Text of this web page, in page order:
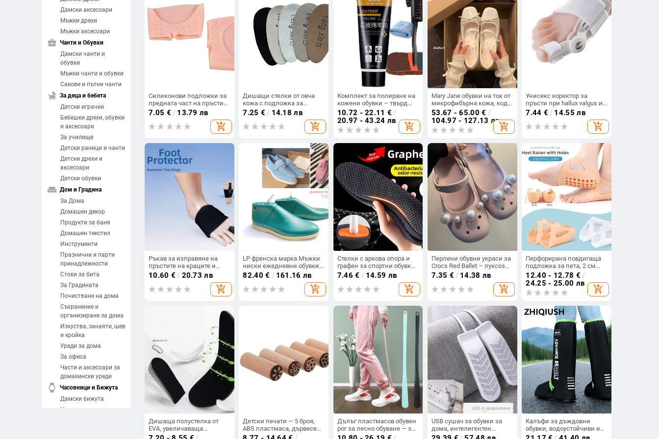
Дамски аксесоари
Мъжки дрехи
Мъжки аксесоари
business_center Чанти и Обувки
Дамски чанти и
обувки
Мъжки чанти и обувки
Сакове и пътни чанти
child_friendly За деца и бебета
Детски играчки
Бебешки дрехи, обувки
и аксесоари
За училище
Детски раници и чанти
Детски дрехи и
аксесоари
Детски обувки
weekend Дом и Градина
За Дома
Домашен декор
Продукти за баня
Домашен текстил
Инструменти
Празнични и парти
принадлежности
Стоки за бита
За Градината
Почистване на дома
Съхранение и
организиране за дома
Изкуства, занаяти, шев
и кройка
Уреди за дома
За офиса
Части и аксесоари за
домакински уреди
watch
Часовници и Бижута
Дамски бижута
Часовници
Силиконови подложки за
предната част на пръстите
за балетни pointe обувки,
защита срещу триене и
омекотяване на стъпалото
7.05 € / 13.79 лв
add_shopping_cart
Дишащи стелки от овча
кожа с подложка за
петата, антихлъзгащи,
половин размер подложка
и кожен етикет,
персонализируем размер
7.25 € / 14.18 лв
add_shopping_cart
Комплект за полиране на
кожени обувки – твърд
полир, поддържащо
масло и набор от четки за
почистване
10.72 - 22.11 € /
20.97 - 43.24 лв
add_shopping_cart
Mary Jane обувки на ток от
микрофибърна кожа, код
1010243848, стил Sweet
Academic
53.67 - 65.00 € /
104.97 - 127.13 лв
add_shopping_cart
Унисекс коректор за
пръсти при hallux valgus и
отклонение на малкия
пръст, модел Y236,
единична тънка секция
7.44 € / 14.55 лв
add_shopping_cart
Ръкав за изправяне на
пръстите на краците и
лента за изправяне
10.60 € / 20.73 лв
add_shopping_cart
LP френска марка Мъжки
ниски ежедневни обувки
– лофери с кръгъл нос,
мокасин стил, модел 2019
82.40 € / 161.16 лв
add_shopping_cart
Стелки с аркова опора и
графен за спортни обувки,
за стабилна аркова
подкрепа и комфорт,
усещане като облак,
против миризма, висока
ударопоглъщане, дишащи
и попиване на пот
7.46 € / 14.59 лв
add_shopping_cart
Перлени обувни украси за
Crocs Red Ballet – луксозни
DIY декоративни
аксесоари на едро
7.35 € / 14.38 лв
add_shopping_cart
Перфорирана повдигаща
подложка за пета, 2 см
или 3 см, интегрирана
силиконова подложка за
пета, лесно поставяне,
бионичен дизайн
12.40 - 12.78 € /
24.25 - 25.00 лв
add_shopping_cart
Дишаща полустелка от
EVA, увеличаваща
височината, удобна за
Детски печати — 5 броя,
ABS пластмаса, дървесен
текстурен дизайн
Дълъг пластмасов обувен
рог за лесно обуване — за
възрастни, бременни и
USB сушач за обувки за
дома, интелигентен
таймер, дезодорираща
Калъфи за дъждовни
обувки, водоустойчиви и
антихлъзгващи, за мъже и